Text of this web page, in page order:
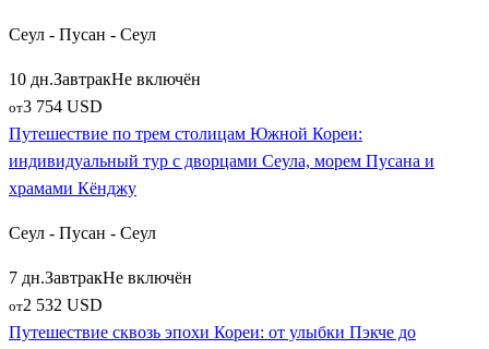
Сеул - Пусан - Сеул
10 дн.ЗавтракНе включён
от3 754 USD
Путешествие по трем столицам Южной Кореи:
индивидуальный тур с дворцами Сеула, морем Пусана и
храмами Кёнджу
Сеул - Пусан - Сеул
7 дн.ЗавтракНе включён
от2 532 USD
Путешествие сквозь эпохи Кореи: от улыбки Пэкче до